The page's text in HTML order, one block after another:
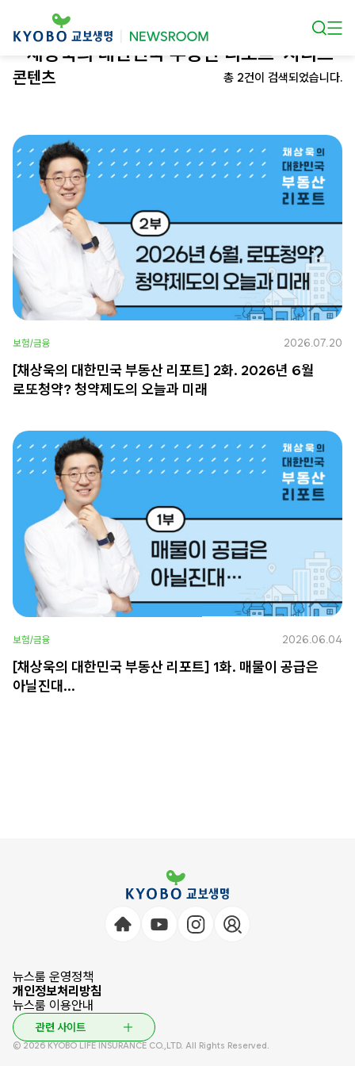
‘채상욱의 대한민국 부동산 리포트’ 시리즈
콘텐츠 총 2건이 검색되었습니다.
보험/금융 2026.07.20
[채상욱의 대한민국 부동산 리포트] 2화. 2026년 6월
로또청약? 청약제도의 오늘과 미래
보험/금융 2026.06.04
[채상욱의 대한민국 부동산 리포트] 1화. 매물이 공급은
아닐진대…
뉴스룸 운영정책
개인정보처리방침
뉴스룸 이용안내
관련 사이트
© 2026 KYOBO LIFE INSURANCE CO.,LTD. All Rights Reserved.